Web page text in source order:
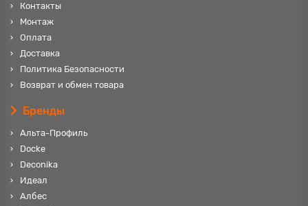
Контакты
Монтаж
Оплата
Доставка
Политика Безопасности
Возврат и обмен товара
Бренды
Альта-Профиль
Docke
Deconika
Идеал
Албес